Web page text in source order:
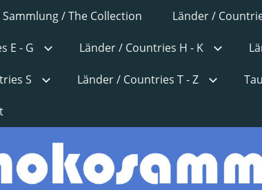
Sammlung / The Collection Länder /
E - G Länder / Countries H - K
S Länder / Countries T - Z